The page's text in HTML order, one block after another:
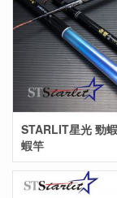
STARLIT星光 勁
蝦竿